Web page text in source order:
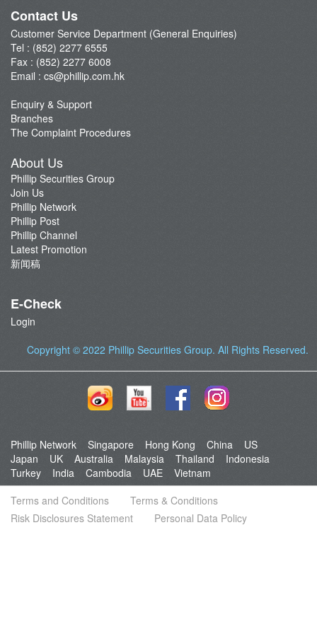
Phillip Post
新闻稿
Contact Us
Customer Service Department (General Enquiries)
Tel : (852) 2277 6555
Fax : (852) 2277 6008
Email : cs@phillip.com.hk
Enquiry & Support
Branches
The Complaint Procedures
About Us
Phillip Securities Group
Join Us
Phillip Network
Phillip Post
Phillip Channel
Latest Promotion
新闻稿
E-Check
Login
Copyright © 2022 Phillip Securities Group. All Rights Reserved.
Phillip Network Singapore Hong Kong China
US
Japan
UK Australia Malaysia Thailand
Indonesia
Turkey
India Cambodia UAE
Vietnam
Terms and Conditions
Terms & Conditions
Risk Disclosures Statement
Personal Data Policy